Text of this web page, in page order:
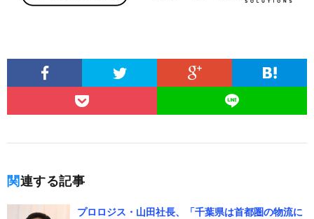
関連する記事
プロロジス・山田社長、「千葉県は首都圏の物流に